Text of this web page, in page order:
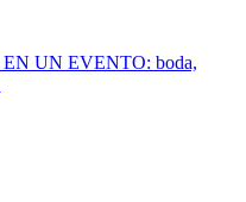
UN EVENTO: boda,